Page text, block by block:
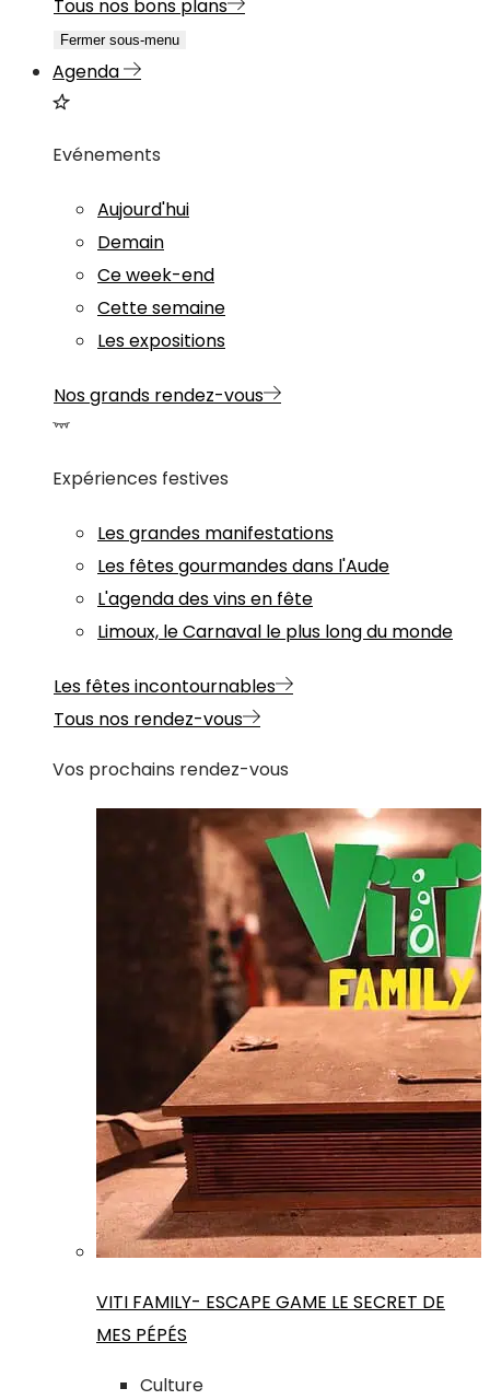
Tous nos bons plans
Fermer sous-menu
Agenda
Evénements
Aujourd'hui
Demain
Ce week-end
Cette semaine
Les expositions
Nos grands rendez-vous
Expériences festives
Les grandes manifestations
Les fêtes gourmandes dans l'Aude
L'agenda des vins en fête
Limoux, le Carnaval le plus long du monde
Les fêtes incontournables
Tous nos rendez-vous
Vos prochains rendez-vous
VITI FAMILY- ESCAPE GAME LE SECRET DE
MES PÉPÉS
Culture